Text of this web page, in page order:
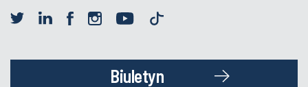
Biuletyn